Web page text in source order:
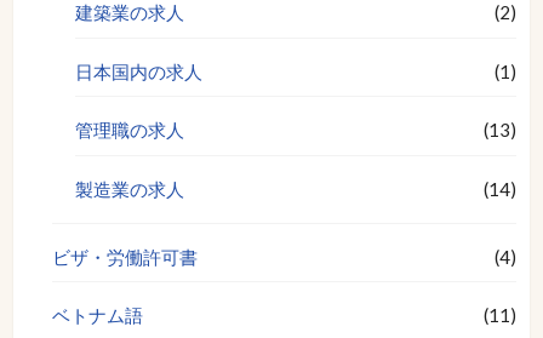
建築業の求人 (2)
日本国内の求人 (1)
管理職の求人 (13)
製造業の求人 (14)
ビザ・労働許可書 (4)
ベトナム語 (11)